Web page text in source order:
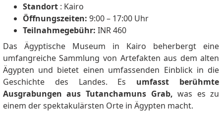
Standort: Kairo
Öffnungszeiten: 9:00 – 17:00 Uhr
Teilnahmegebühr: INR 460
Das Ägyptische Museum in Kairo beherbergt eine
umfangreiche Sammlung von Artefakten aus dem alten
Ägypten und bietet einen umfassenden Einblick in die
Geschichte des Landes. Es umfasst berühmte
Ausgrabungen aus Tutanchamuns Grab, was es zu
einem der spektakulärsten Orte in Ägypten macht.